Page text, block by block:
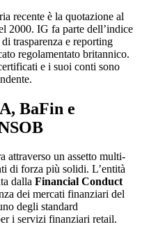
recente è la quotazione al
2000. IG fa parte dell’indice
trasparenza e reporting
regolamentato britannico.
e i suoi conti sono
BaFin e
attraverso un assetto multi-
di forza più solidi. L’entità
dalla Financial Conduct
dei mercati finanziari del
degli standard
i servizi finanziari retail.